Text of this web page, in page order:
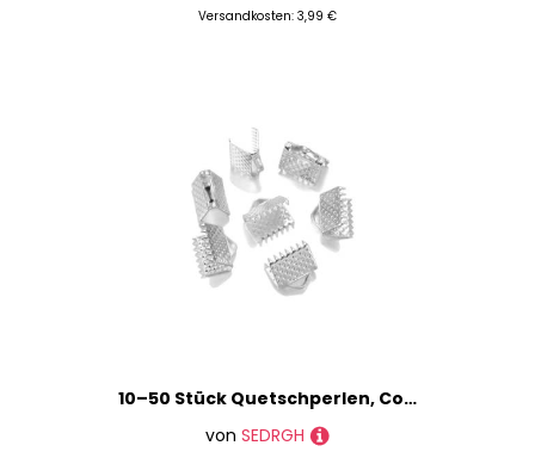
Versandkosten: 3,99 €
10–50 Stück Quetschperlen, Cove-Verschlüsse, Kordel-Endkappen, Schnurband, Lederclip, Faltverbinder, Zubehör für DIY-Schmuckzubehör, Silber, 8 mm
von SEDRGH